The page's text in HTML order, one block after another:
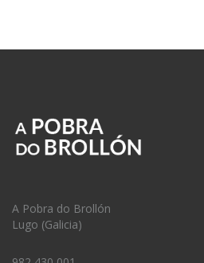
A Pobra do Brollón
Lugo (Galicia)